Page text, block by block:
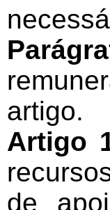
artigo.
Artigo
de